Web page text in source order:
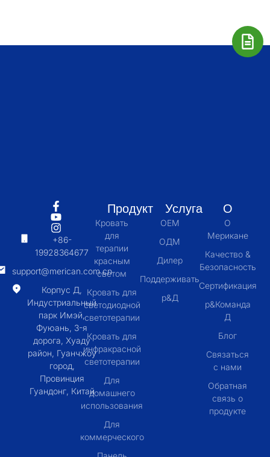
+86-
19928364677
support@merican.com.cn
Корпус Д,
Индустриальный
парк Имэй,
Фуюань, 3-я
дорога, Хуаду
район, Гуанчжоу
город,
Провинция
Гуандонг, Китай
Продукт
Кровать
для
терапии
красным
светом
Кровать для
светодиодной
светотерапии
Кровать для
инфракрасной
светотерапии
Для
домашнего
использования
Для
коммерческого
Услуга
OEM
ОДМ
Дилер
Поддерживать
р&Д
О
О
Мерикане
Качество &
Безопасность
Сертификация
р&Команда
Д
Блог
Связаться
с нами
Обратная
связь о
продукте